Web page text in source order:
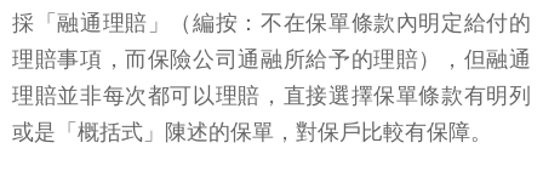
採「融通理賠」（編按：不在保單條款內明定給付的
理賠事項，而保險公司通融所給予的理賠），但融通
理賠並非每次都可以理賠，直接選擇保單條款有明列
或是「概括式」陳述的保單，對保戶比較有保障。